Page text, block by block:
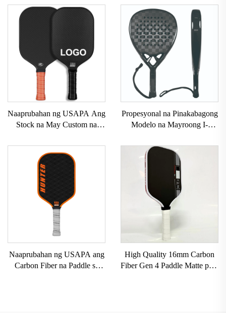
Naaprubahan ng USAPA Ang
Stock na May Custom na
na Pickleball Paddle na may
Carbon Surface T700 Raw na
Carbon Fiber na Pickleball
Paddles 2024
Propesyonal na Pinakabagong
Modelo na Mayroong I-
na Propesyonal na Paddle
Tennis Padel Raket
Naaprubahan ng USAPA ang
Carbon Fiber na Paddle sa
High Quality 16mm Carbon
Fiber Gen 4 Paddle Matte para